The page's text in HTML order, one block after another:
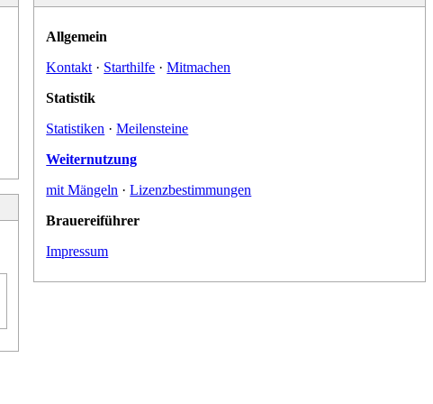
Allgemein
Kontakt · Starthilfe ·Mitmachen
Statistik
Statistiken ·Meilensteine
Weiternutzung
mit Mängeln ·Lizenzbestimmungen
Brauereiführer
Impressum